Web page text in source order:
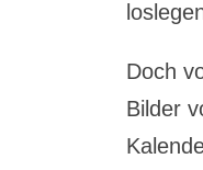
Doch
Bilder